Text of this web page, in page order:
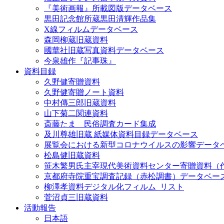
『美術画報』所載図版データベース
黒田記念館所蔵黒田清輝作品集
X線フィルムデータベース
森岡柳蔵旧蔵資料
國華社旧蔵写真資料データベース
今泉雄作『記事珠』
資料目録
久野健寄贈資料
久野健寄贈ノート資料
中村傳三郎旧蔵資料
山下菊二関連資料
斎藤たま 民俗調査カード集成
及川尊雄旧蔵 紙媒体資料目録データベース
展覧会における新型コロナウイルスの影響データ
松島健旧蔵資料
笹木繁男氏主宰現代美術資料センター寄贈資料（
京都府寺院重宝調査記録（赤松調書）データベー
柳澤孝資料デジタル化フィルム_リスト
菅沼貞三旧蔵資料
活動報告
日本語